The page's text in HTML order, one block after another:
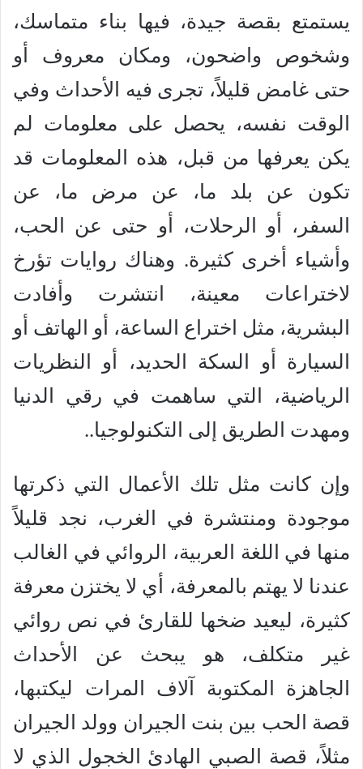
يستمتع بقصة جيدة، فيها بناء متماسك،
وشخوص واضحون، ومكان معروف أو
حتى غامض قليلاً، تجرى فيه الأحداث وفي
الوقت نفسه، يحصل على معلومات لم
يكن يعرفها من قبل، هذه المعلومات قد
تكون عن بلد ما، عن مرض ما، عن
السفر، أو الرحلات، أو حتى عن الحب،
وأشياء أخرى كثيرة. وهناك روايات تؤرخ
لاختراعات معينة، انتشرت وأفادت
البشرية، مثل اختراع الساعة، أو الهاتف أو
السيارة أو السكة الحديد، أو النظريات
الرياضية، التي ساهمت في رقي الدنيا
ومهدت الطريق إلى التكنولوجيا..
وإن كانت مثل تلك الأعمال التي ذكرتها
موجودة ومنتشرة في الغرب، نجد قليلاً
منها في اللغة العربية، الروائي في الغالب
عندنا لا يهتم بالمعرفة، أي لا يختزن معرفة
كثيرة، ليعيد ضخها للقارئ في نص روائي
غير متكلف، هو يبحث عن الأحداث
الجاهزة المكتوبة آلاف المرات ليكتبها،
قصة الحب بين بنت الجيران وولد الجيران
مثلاً، قصة الصبي الهادئ الخجول الذي لا